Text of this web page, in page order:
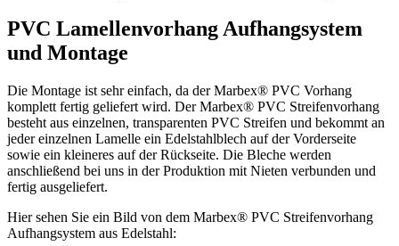
PVC Lamellenvorhang Aufhangsystem
und Montage
Die Montage ist sehr einfach, da der Marbex® PVC Vorhang
komplett fertig geliefert wird. Der Marbex® PVC Streifenvorhang
besteht aus einzelnen, transparenten PVC Streifen und bekommt an
jeder einzelnen Lamelle ein Edelstahlblech auf der Vorderseite
sowie ein kleineres auf der Rückseite. Die Bleche werden
anschließend bei uns in der Produktion mit Nieten verbunden und
fertig ausgeliefert.
Hier sehen Sie ein Bild von dem Marbex® PVC Streifenvorhang
Aufhangsystem aus Edelstahl: